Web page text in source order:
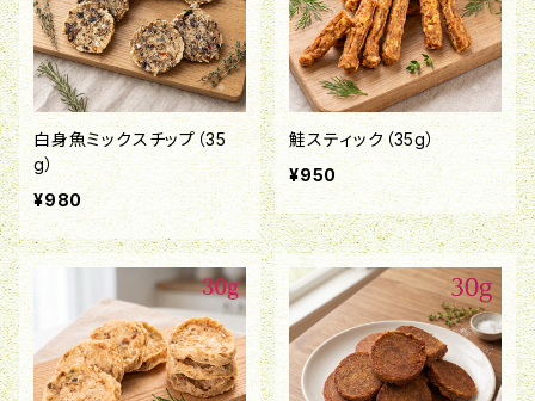
白身魚ミックスチップ（35
g）
¥980
鮭スティック（35g）
¥950